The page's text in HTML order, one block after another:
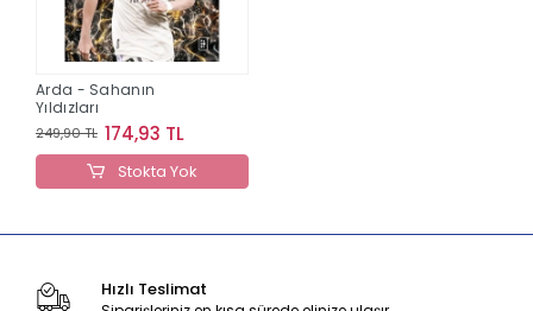
Arda - Sahanın
Yıldızları
249,90 TL 174,93 TL
Stokta Yok
Hızlı Teslimat